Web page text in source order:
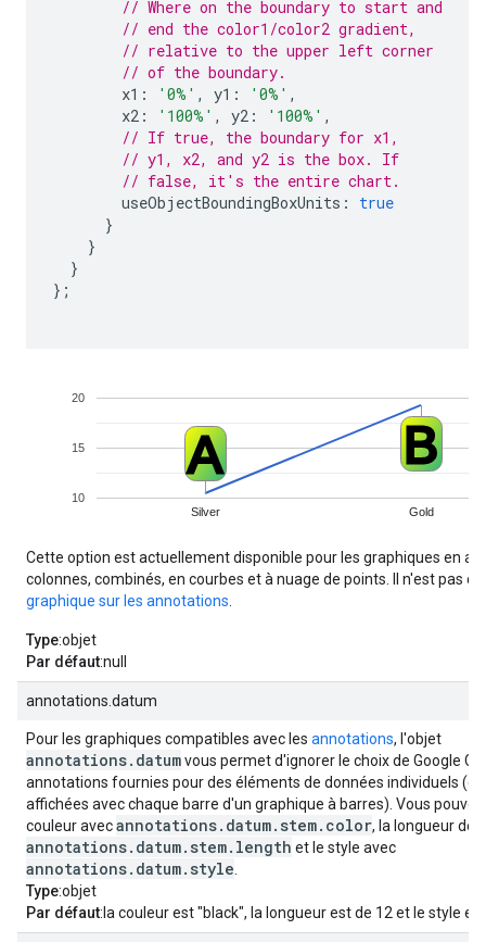
// Where on the boundary to start and
// end the color1/color2 gradient,
// relative to the upper left corner
// of the boundary.
x1 : '0%' , y1 : '0%' ,
x2 : '100%' , y2 : '100%' ,
// If true, the boundary for x1,
// y1, x2, and y2 is the box. If
// false, it's the entire chart.
useObjectBoundingBoxUnits :
true
}
}
}
};
Cette option est actuellement disponible pour les graphiques en
colonnes, combinés, en courbes et à nuage de points. Il n'est pas
graphique sur les annotations
Type:objet
Par défaut:null
annotations.datum
Pour les graphiques compatibles avec les annotations, l'objet
annotations.datumvous permet d'ignorer le choix de Google
annotations fournies pour des éléments de données individuels
affichées avec chaque barre d'un graphique à barres). Vous
couleur avecannotations.datum.stem.color, la longueur de
annotations.datum.stem.length et le style avec
annotations.datum.style
Type:objet
Par défaut:la couleur est "black", la longueur est de 12 et le style